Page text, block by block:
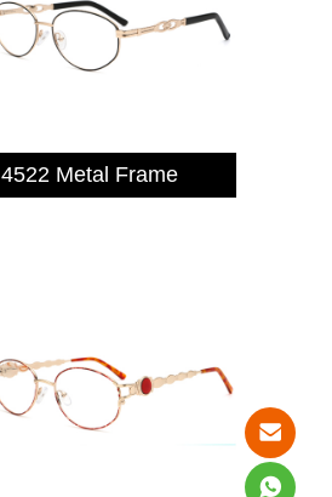
4522 Metal Frame